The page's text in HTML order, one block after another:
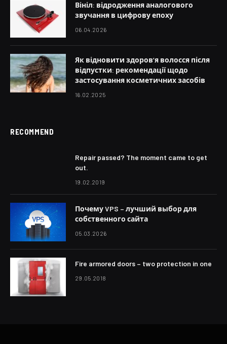
Вініл: відродження аналогового
звучання в цифрову епоху
06.04.2026
Як відновити здоров’я волосся після
відпустки: рекомендації щодо
застосування косметичних засобів
16.02.2025
RECOMMEND
Repair passed? The moment came to get
out.
19.02.2019
Почему VPS – лучший выбор для
собственного сайта
05.03.2026
Fire armored doors – two protection in one
29.05.2018